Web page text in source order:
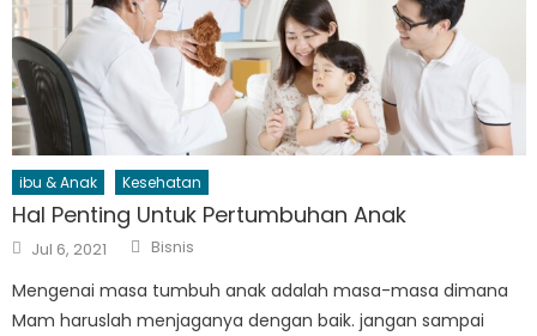
ibu & Anak Kesehatan
Hal Penting Untuk Pertumbuhan Anak
Posted
on
Jul 6, 2021 Author
Bisnis
Mengenai masa tumbuh anak adalah masa-masa dimana
Mam haruslah menjaganya dengan baik. jangan sampai